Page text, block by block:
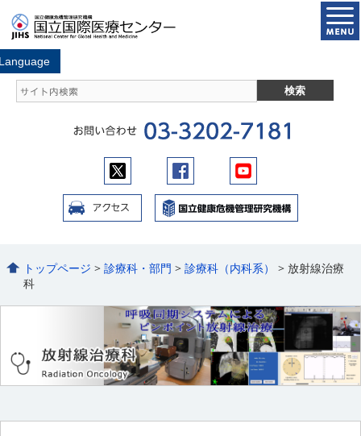
トップページ >診療科・部門 >診療科（内科系）
> 放射線治療
科